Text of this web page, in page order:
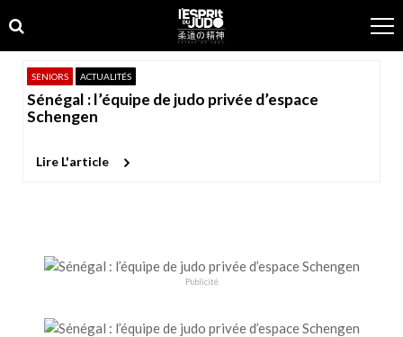
to
navigation
to
content
SENIORS ACTUALITÉS
Sénégal : l’équipe de judo privée d’espace
Schengen
Lire L'article
Publicité